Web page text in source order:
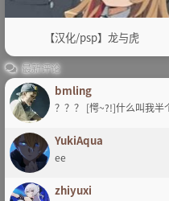
【汉化/psp】龙与虎
最新评论
bmling
？？？ [愕~?!]什么叫我
YukiAqua
ee
zhiyuxi